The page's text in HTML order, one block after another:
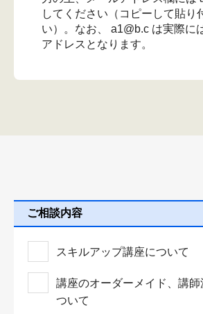
してください（コピーして貼り
い）。なお、 a1@b.c は実際に
アドレスとなります。
ご相談内容
スキルアップ講座について
講座のオーダーメイド、講師
ついて